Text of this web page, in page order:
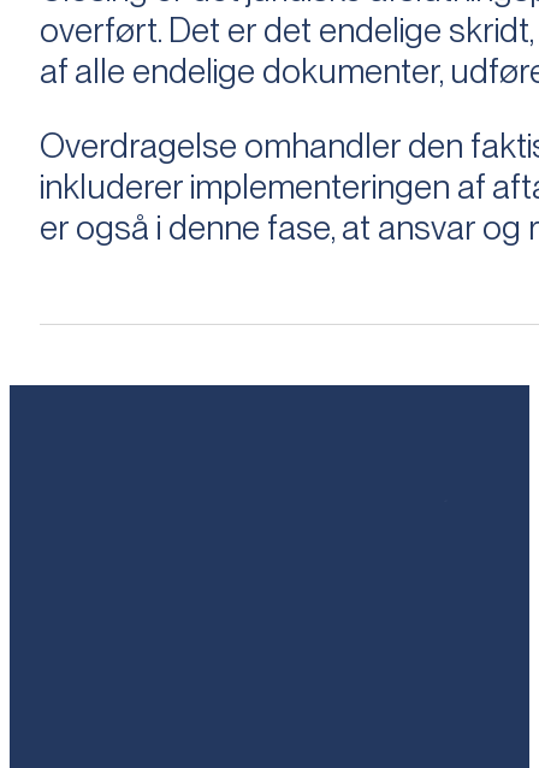
overført. Det er det endelige
af alle endelige dokumenter,
Overdragelse omhandler den
inkluderer implementeringen af
er også i denne fase, at ansvar